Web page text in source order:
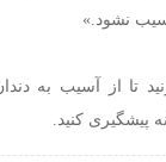
نشود.»
تا از آسیب به
کنید.